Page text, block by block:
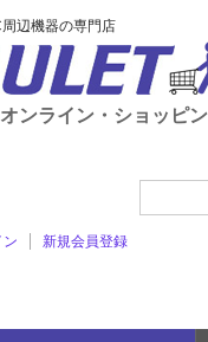
辺機器の専門店
ンライン・ショッピ
ン 新規会員登録